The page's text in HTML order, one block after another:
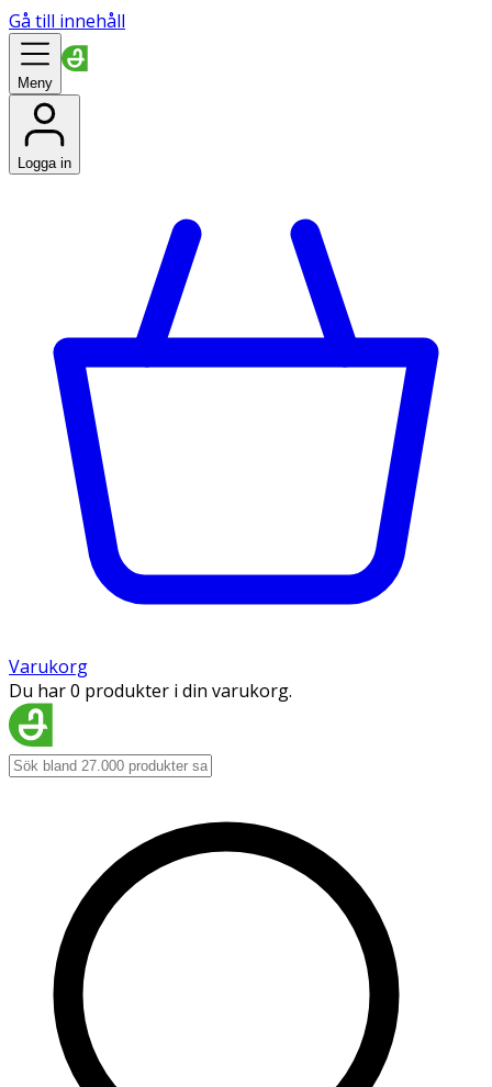
Gå till innehåll
Meny
Logga in
Varukorg
Du har 0 produkter i din varukorg.